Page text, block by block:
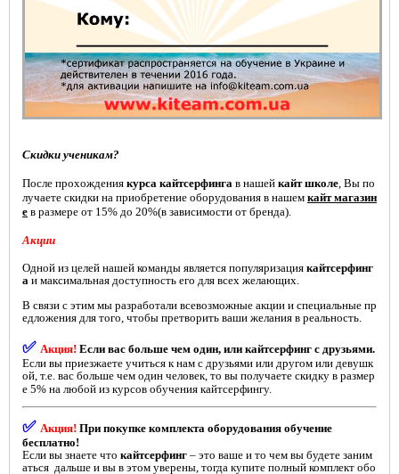
Скидки ученикам?
После прохождения курса кайтсерфинга в нашей кайт школе, Вы по
лучаете скидки на приобретение оборудования в нашем кайт магазин
е в размере от 15% до 20%(в зависимости от бренда).
Акции
Одной из целей нашей команды является популяризация кайтсерфинг
а и максимальная доступность его для всех желающих.
В связи с этим мы разработали всевозможные акции и специальные пр
едложения для того, чтобы претворить ваши желания в реальность.
✅ Акция! Если вас больше чем один, или кайтсерфинг с друзьями.
Если вы приезжаете учиться к нам с друзьями или другом или девушк
ой, т.е. вас больше чем один человек, то вы получаете скидку в размер
е 5% на любой из курсов обучения кайтсерфингу.
✅ Акция! При покупке комплекта оборудования обучение
бесплатно!
Если вы знаете что кайтсерфинг – это ваше и то чем вы будете заним
аться дальше и вы в этом уверены, тогда купите полный комплект обо
ОБУЧЕНИЕ